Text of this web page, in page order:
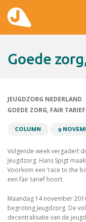
Hier zetten wij ons voor in
Goede
JEUGDZORG NEDERLAND
GOEDE ZORG, FAIR TARIEF
COLUMN 9
Volgende week vergadert
Jeugdzorg. Hans Spigt
Voorkom een ‘race to the
een fair tarief hoort.
Maandag 14 november
begroting Jeugdzorg. De
decentralisatie van de